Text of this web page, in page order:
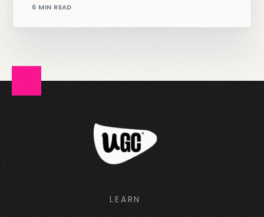
6 MIN READ
LEARN